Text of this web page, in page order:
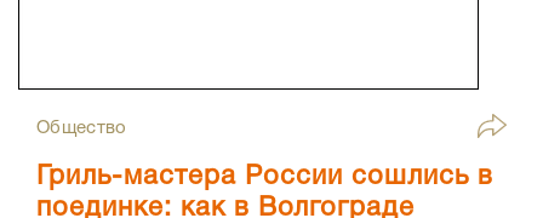
Общество
Гриль-мастера России сошлись в
поединке: как в Волгограде